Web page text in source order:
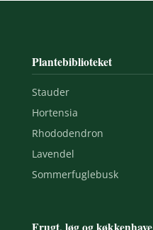
Plantebiblioteket
Stauder
Hortensia
Rhododendron
Lavendel
Sommerfuglebusk
Frugt, løg og køkkenhave